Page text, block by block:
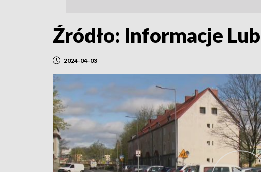
Źródło: Informacje
2024-04-03